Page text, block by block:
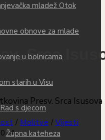
mladež Otok
obnove za mlade
u bolnicama
starih u Visu
Rad s djecom
Župna kateheza
Srca
/ Molitve / Vijesti